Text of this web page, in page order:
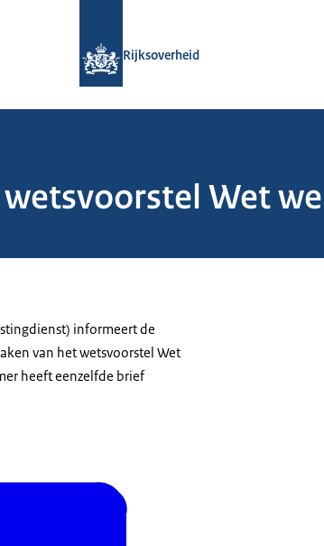
Rijksoverheid
Wet
informeert de
van het wetsvoorstel Wet
heeft eenzelfde brief